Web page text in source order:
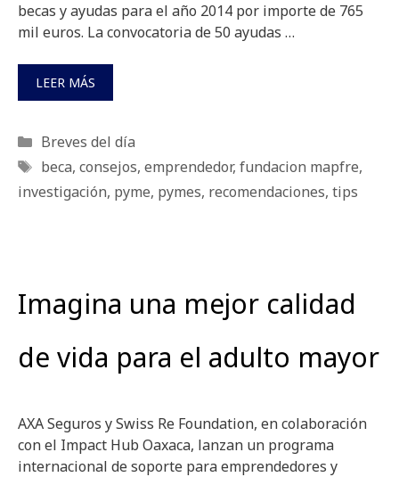
becas y ayudas para el año 2014 por importe de 765
mil euros. La convocatoria de 50 ayudas …
LEER MÁS
Categorías
Breves del día
Etiquetas
beca, consejos, emprendedor, fundacion mapfre,
investigación, pyme, pymes, recomendaciones, tips
Imagina una mejor calidad
de vida para el adulto mayor
AXA Seguros y Swiss Re Foundation, en colaboración
con el Impact Hub Oaxaca, lanzan un programa
internacional de soporte para emprendedores y